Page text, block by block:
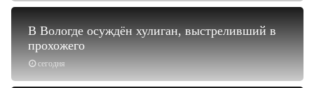
сегодня
В Вологде осуждён хулиган, выстреливший в
прохожего